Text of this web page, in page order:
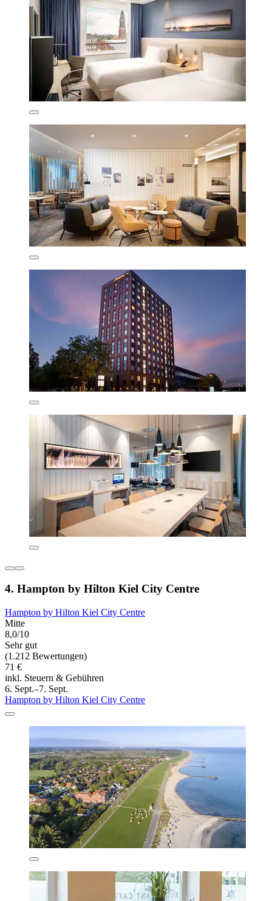
4. Hampton by Hilton Kiel City Centre
Hampton by Hilton Kiel City Centre
Mitte
8,0/10
Sehr gut
(1.212 Bewertungen)
71 €
inkl. Steuern & Gebühren
6. Sept.–7. Sept.
Hampton by Hilton Kiel City Centre